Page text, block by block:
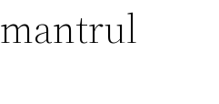
mantrul